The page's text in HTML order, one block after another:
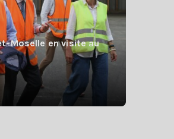
Moselle en visite au